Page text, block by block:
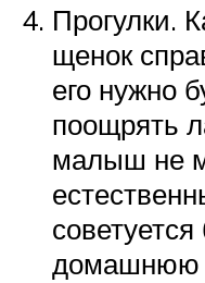
Прогулки.
щенок
его нужно
поощрять
малыш не
домашнюю